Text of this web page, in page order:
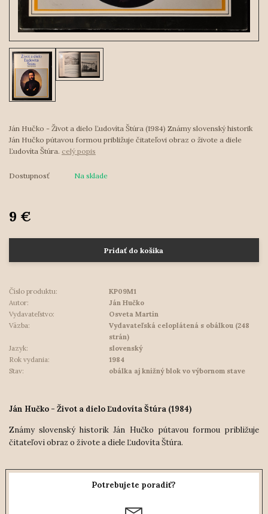
Ján Hučko - Život a dielo Ľudovíta Štúra (1984) Známy slovenský historik
Ján Hučko pútavou formou približuje čitateľovi obraz o živote a diele
Ľudovíta Štúra. celý popis
Dostupnosť Na sklade
9 €
Pridať do košíka
Číslo produktu:
KP09M1
Autor:
Ján Hučko
Vydavateľstvo:
Osveta Martin
Väzba:
Vydavateľská celoplátená s obálkou (248
strán)
Jazyk:
slovenský
Rok vydania:
1984
Stav:
obálka aj knižný blok vo výbornom stave
Ján Hučko - Život a dielo Ľudovíta Štúra (1984)
Známy slovenský historik Ján Hučko pútavou formou približuje
čitateľovi obraz o živote a diele Ľudovíta Štúra.
Potrebujete poradiť?